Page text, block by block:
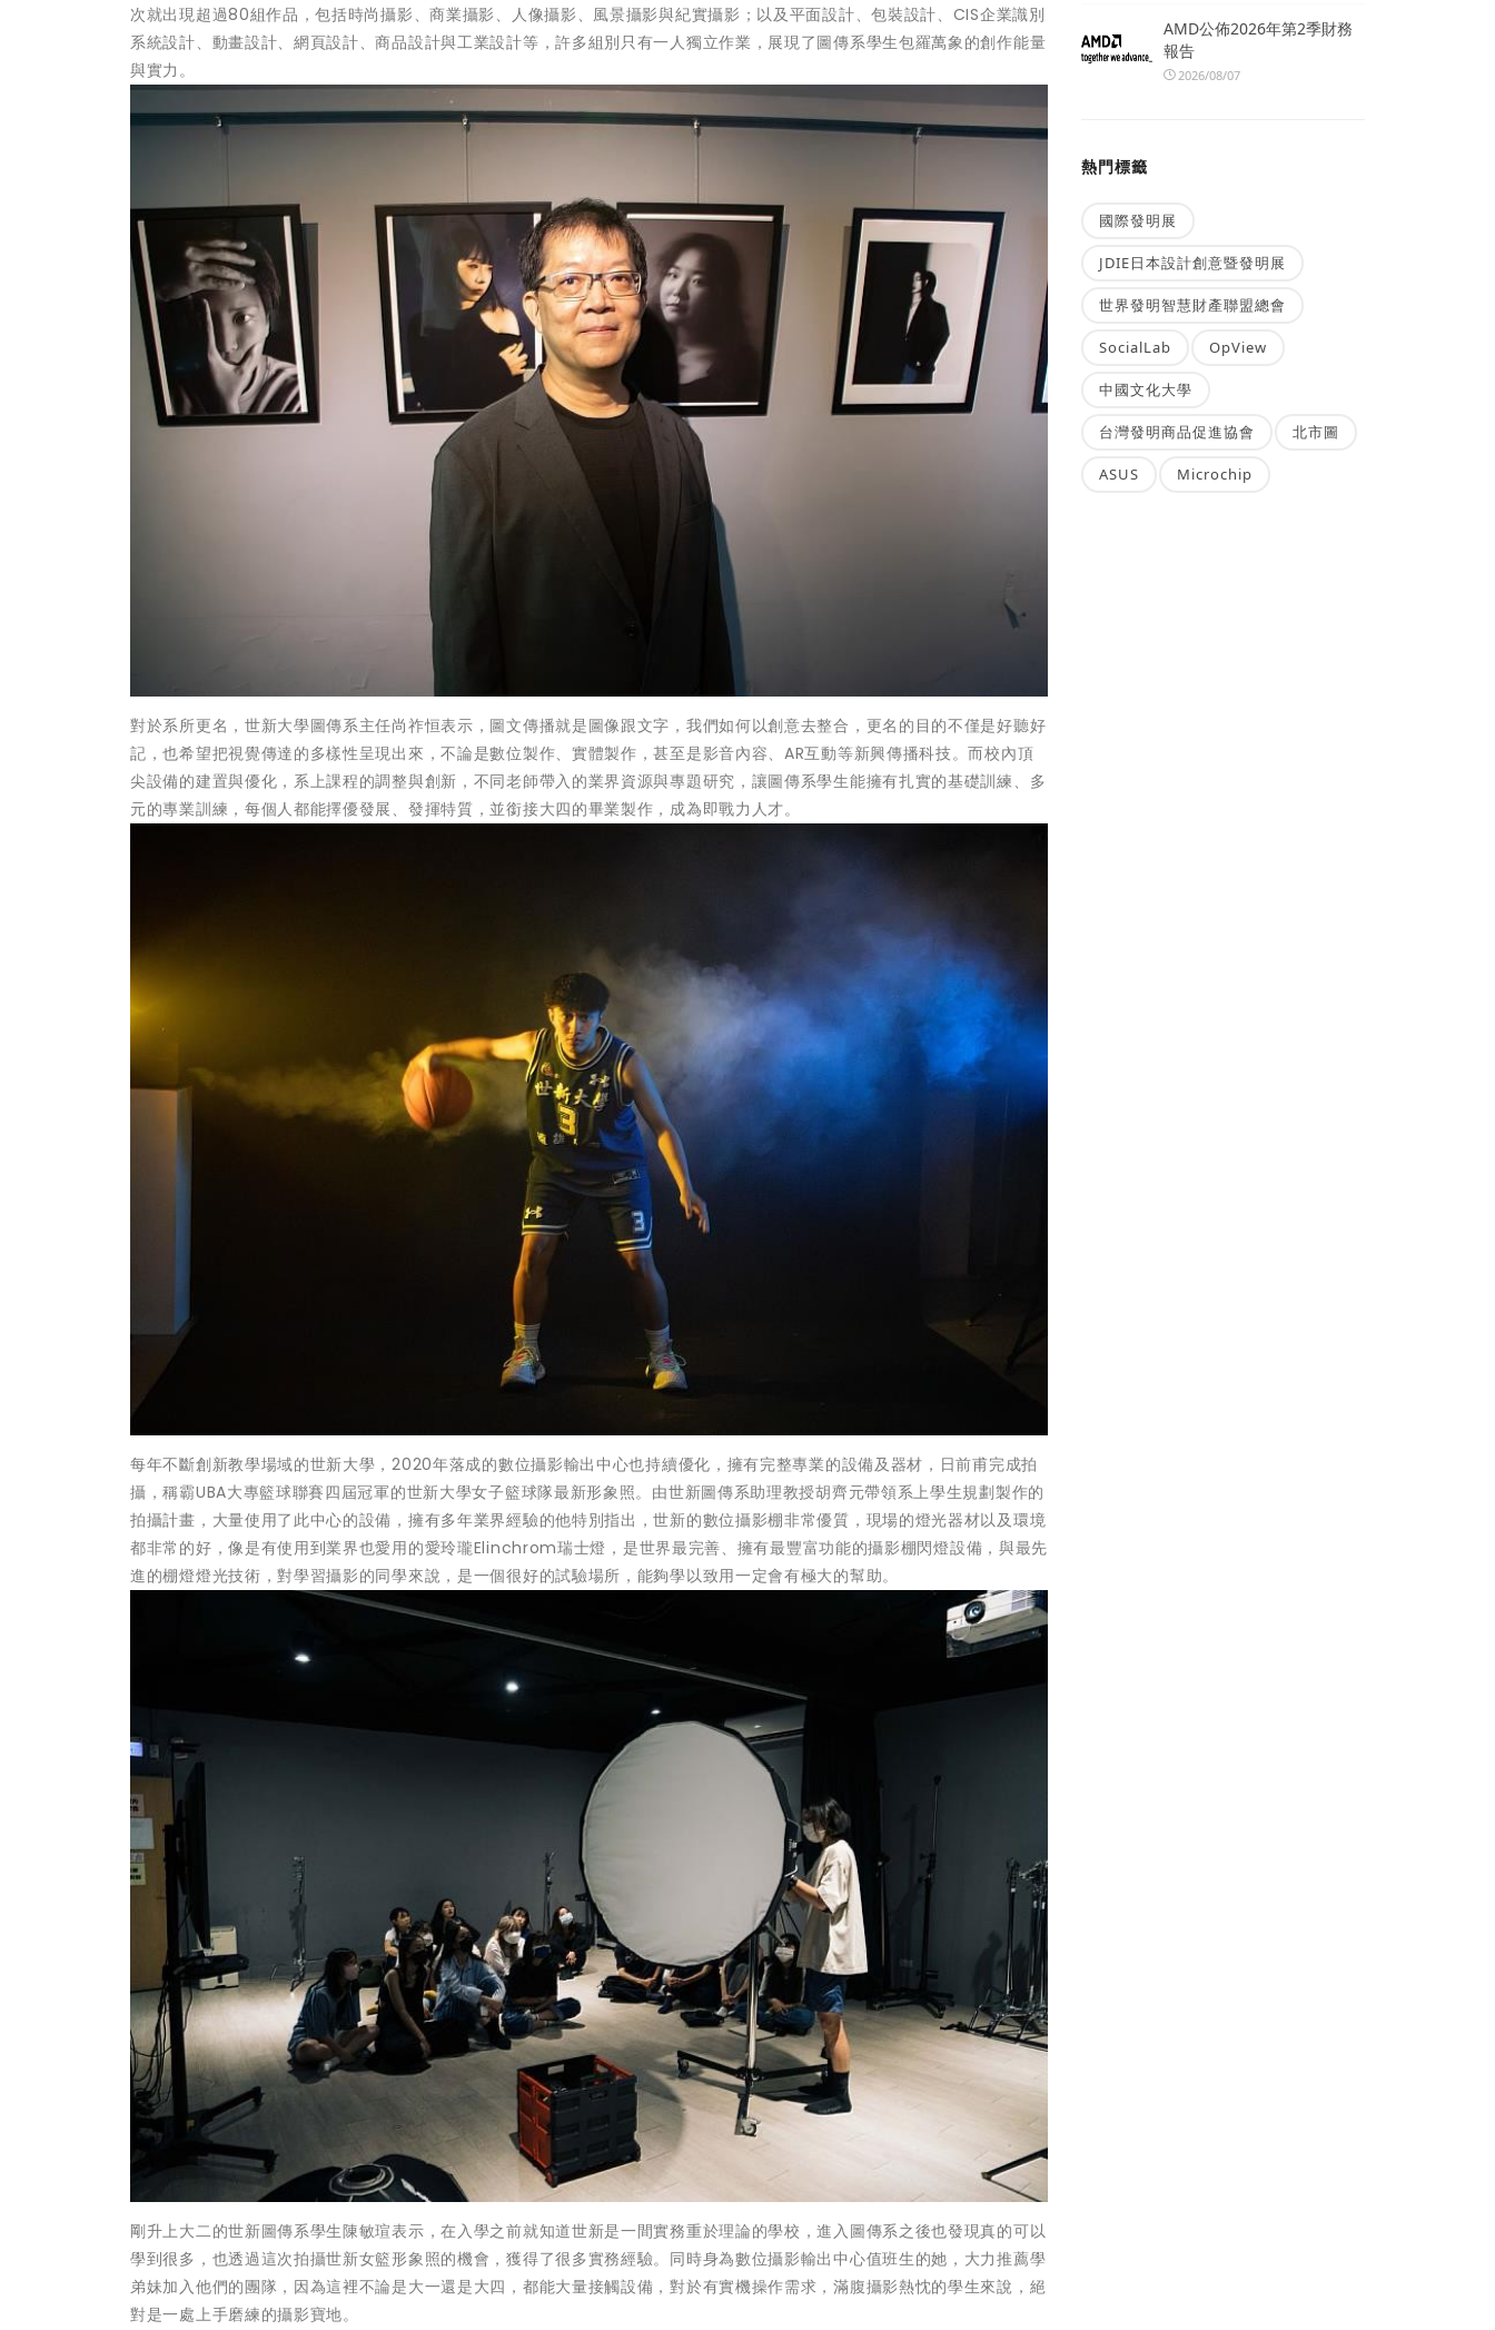
次就出現超過80組作品，包括時尚攝影、商業攝影、人像攝影、風景攝影與紀實攝影；以及平面設計、包裝設計、CIS企業識別
系統設計、動畫設計、網頁設計、商品設計與工業設計等，許多組別只有一人獨立作業，展現了圖傳系學生包羅萬象的創作能量
與實力。
對於系所更名，世新大學圖傳系主任尚祚恒表示，圖文傳播就是圖像跟文字，我們如何以創意去整合，更名的目的不僅是好聽好
記，也希望把視覺傳達的多樣性呈現出來，不論是數位製作、實體製作，甚至是影音內容、AR互動等新興傳播科技。而校內頂
尖設備的建置與優化，系上課程的調整與創新，不同老師帶入的業界資源與專題研究，讓圖傳系學生能擁有扎實的基礎訓練、多
元的專業訓練，每個人都能擇優發展、發揮特質，並銜接大四的畢業製作，成為即戰力人才。
每年不斷創新教學場域的世新大學，2020年落成的數位攝影輸出中心也持續優化，擁有完整專業的設備及器材，日前甫完成拍
攝，稱霸UBA大專籃球聯賽四屆冠軍的世新大學女子籃球隊最新形象照。由世新圖傳系助理教授胡齊元帶領系上學生規劃製作的
拍攝計畫，大量使用了此中心的設備，擁有多年業界經驗的他特別指出，世新的數位攝影棚非常優質，現場的燈光器材以及環境
都非常的好，像是有使用到業界也愛用的愛玲瓏Elinchrom瑞士燈，是世界最完善、擁有最豐富功能的攝影棚閃燈設備，與最先
進的棚燈燈光技術，對學習攝影的同學來說，是一個很好的試驗場所，能夠學以致用一定會有極大的幫助。
剛升上大二的世新圖傳系學生陳敏瑄表示，在入學之前就知道世新是一間實務重於理論的學校，進入圖傳系之後也發現真的可以
學到很多，也透過這次拍攝世新女籃形象照的機會，獲得了很多實務經驗。同時身為數位攝影輸出中心值班生的她，大力推薦學
弟妹加入他們的團隊，因為這裡不論是大一還是大四，都能大量接觸設備，對於有實機操作需求，滿腹攝影熱忱的學生來說，絕
對是一處上手磨練的攝影寶地。
AMD公佈2026年第2季財務
報告
2026/08/07
熱門標籤
國際發明展
JDIE日本設計創意暨發明展
世界發明智慧財產聯盟總會
SocialLab OpView
中國文化大學
台灣發明商品促進協會 北市圖
ASUS Microchip